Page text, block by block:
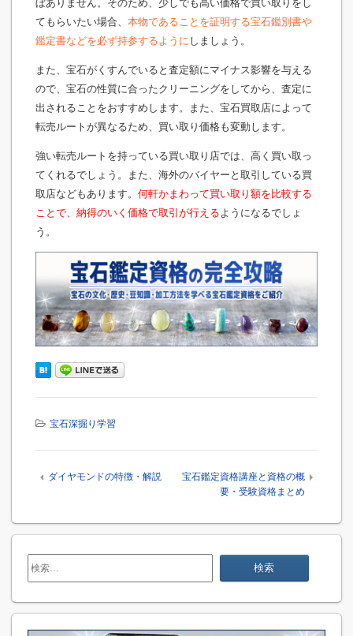
ぼありません。そのため、少しでも高い価格で買い取りをし
てもらいたい場合、 本物であることを証明する宝石鑑別書や
鑑定書などを必ず持参するように しましょう。
また、宝石がくすんでいると査定額にマイナス影響を与える
ので、宝石の性質に合ったクリーニングをしてから、査定に
出されることをおすすめします。また、宝石買取店によって
転売ルートが異なるため、買い取り価格も変動します。
強い転売ルートを持っている買い取り店では、高く買い取っ
てくれるでしょう。また、海外のバイヤーと取引している買
取店などもあります。 何軒かまわって買い取り額を比較する
ことで、納得のいく価格で取引が行えるようになるでしょ
う。
宝石深掘り学習
ダイヤモンドの特徴・解説
宝石鑑定資格講座と資格の概
要・受験資格まとめ
検
索: